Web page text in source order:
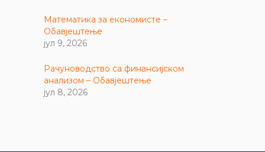
Математика за економисте –
Обавјештење
јул 9, 2026
Рачуноводство са финансијском
анализом – Обавјештење
јул 8, 2026